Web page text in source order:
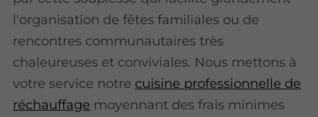
l'organisation de fêtes familiales ou de
rencontres communautaires très
chaleureuses et conviviales. Nous mettons à
votre service notre cuisine professionnelle de
réchauffage moyennant des frais minimes